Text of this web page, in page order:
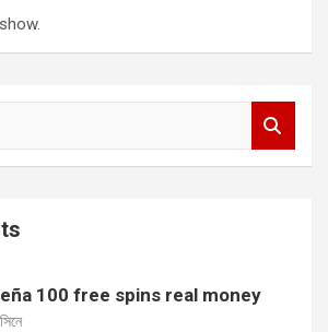
100 free spins real money